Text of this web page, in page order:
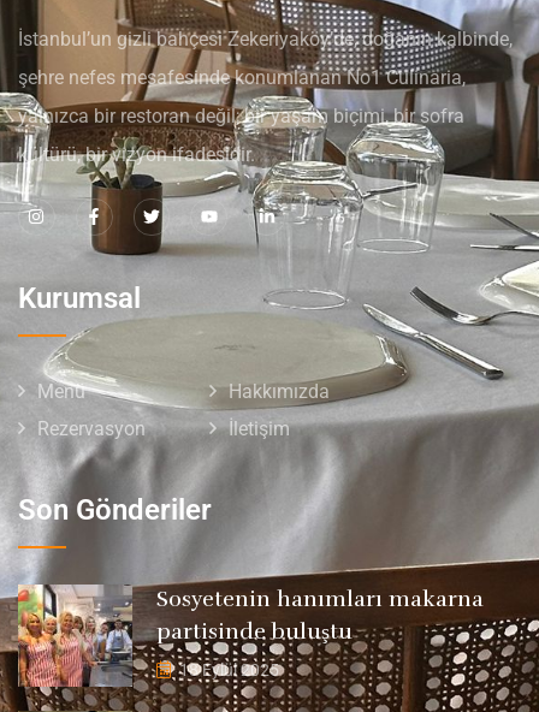
İstanbul’un gizli bahçesi Zekeriyaköy’de, doğanın kalbinde,
şehre nefes mesafesinde konumlanan No1 Culinaria,
yalnızca bir restoran değil; bir yaşam biçimi, bir sofra
kültürü, bir vizyon ifadesidir.
Kurumsal
Menü
Hakkımızda
Rezervasyon
İletişim
Son Gönderiler
Sosyetenin hanımları makarna
partisinde buluştu
18 Eylül 2025